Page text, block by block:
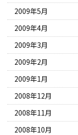
2009年5月
2009年4月
2009年3月
2009年2月
2009年1月
2008年12月
2008年11月
2008年10月